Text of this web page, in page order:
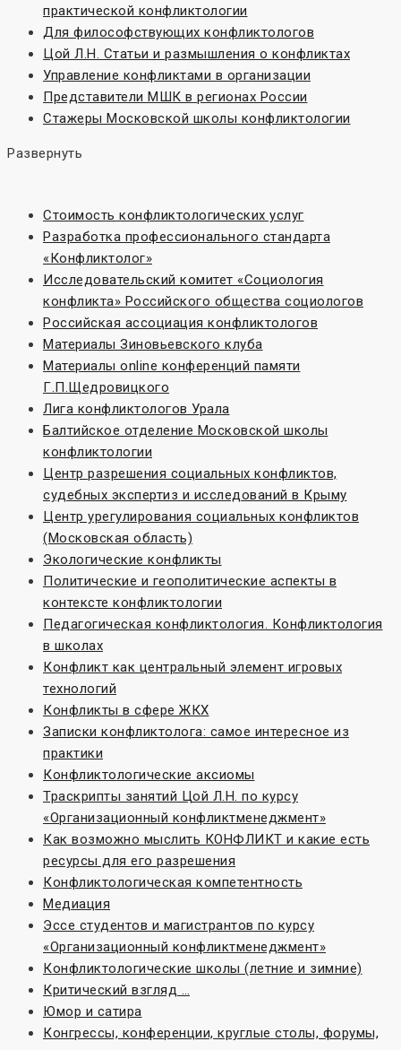
практической конфликтологии
Для философствующих конфликтологов
Цой Л.Н. Статьи и размышления о конфликтах
Управление конфликтами в организации
Представители МШК в регионах России
Стажеры Московской школы конфликтологии
Развернуть
Стоимость конфликтологических услуг
Разработка профессионального стандарта
«Конфликтолог»
Исследовательский комитет «Социoлогия
конфликта» Российского общества социологов
Российская ассоциация конфликтологов
Материалы Зиновьевского клуба
Материалы online конференций памяти
Г.П.Щедровицкого
Лига конфликтологов Урала
Балтийское отделение Московской школы
конфликтологии
Центр разрешения социальных конфликтов,
судебных экспертиз и исследований в Крыму
Центр урегулирования социальных конфликтов
(Московская область)
Экологические конфликты
Политические и геополитические аспекты в
контексте конфликтологии
Педагогическая конфликтология. Конфликтология
в школах
Конфликт как центральный элемент игровых
технологий
Конфликты в сфере ЖКХ
Записки конфликтолога: самое интересное из
практики
Конфликтологические аксиомы
Траскрипты занятий Цой Л.Н. по курсу
«Организационный конфликтменеджмент»
Как возможно мыслить КОНФЛИКТ и какие есть
ресурсы для его разрешения
Конфликтологическая компетентность
Медиация
Эссе студентов и магистрантов по курсу
«Организационный конфликтменеджмент»
Конфликтологические школы (летние и зимние)
Критический взгляд …
Юмор и сатира
Конгрессы, конференции, круглые столы, форумы,